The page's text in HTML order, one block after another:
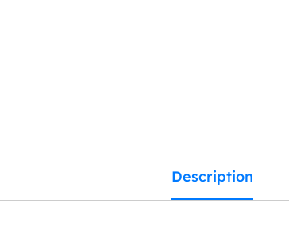
Description